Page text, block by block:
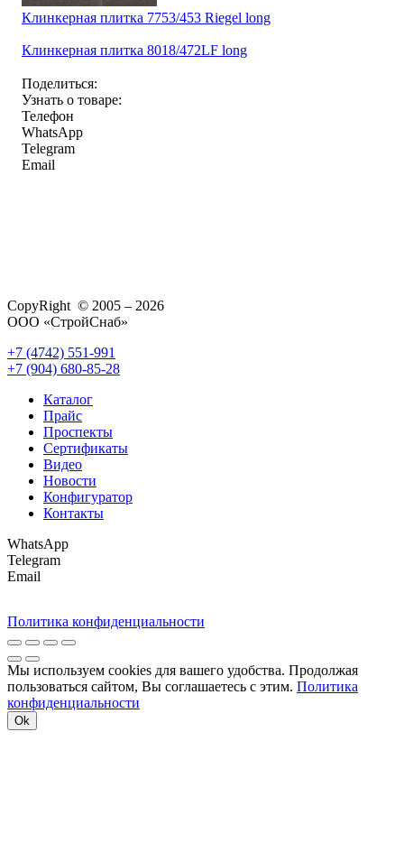
Клинкерная плитка 7753/453 Riegel long
Клинкерная плитка 8018/472LF long
Поделиться:
Узнать о товаре:
Телефон
WhatsApp
Telegram
Email
CopyRight © 2005 – 2026
ООО «СтройСнаб»
+7 (4742) 551-991
+7 (904) 680-85-28
Каталог
Прайс
Проспекты
Сертификаты
Видео
Новости
Конфигуратор
Контакты
WhatsApp
Telegram
Email
Политика конфиденциальности
Мы используем cookies для вашего удобства. Продолжая
пользоваться сайтом, Вы соглашаетесь с этим. Политика
конфиденциальности
Ok